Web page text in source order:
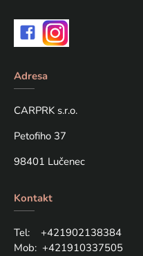
Adresa
CARPRK s.r.o.
Petofiho 37
98401 Lučenec
Kontakt
Tel: +421902138384
Mob: +421910337505